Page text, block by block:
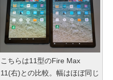
こちらは11型のFire Max
11(右)との比較。幅はほぼ同じ